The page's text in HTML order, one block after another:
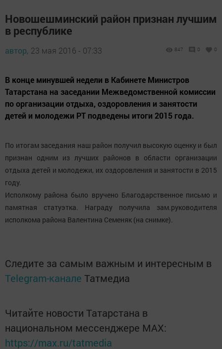
Новошешминский район признан лучшим
в республике
автор, 23 мая 2016 - 07:33 847 0 0
В конце минувшей недели в Кабинете Министров
Татарстана на заседании Межведомственной комиссии
по организации отдыха, оздоровления и занятости
детей и молодежи РТ подведены итоги 2015 года.
По итогам заседания наш район получил высокую оценку и был
признан одним из лучших районов в области организации
отдыха детей и молодежи, их оздоровления и занятости в 2015
году.
Исполкому района было вручено Благодарственное письмо и
памятная статуэтка. Награду получила зам.руководителя
исполкома района Валентина Семеняк (на снимке).
Следите за самым важным и интересным в
Telegram-канале Татмедиа
Читайте новости Татарстана в
национальном мессенджере MАХ:
https://max.ru/tatmedia